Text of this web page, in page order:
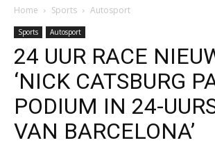
Home Sports Autosport
Sports Autosport
24 UUR RACE
‘NICK CATSBURG
PODIUM IN 24-
VAN BARCELONA’